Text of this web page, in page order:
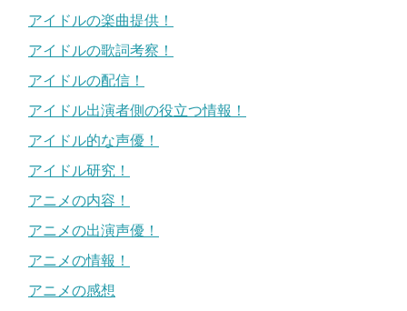
アイドルの楽曲提供！
アイドルの歌詞考察！
アイドルの配信！
アイドル出演者側の役立つ情報！
アイドル的な声優！
アイドル研究！
アニメの内容！
アニメの出演声優！
アニメの情報！
アニメの感想